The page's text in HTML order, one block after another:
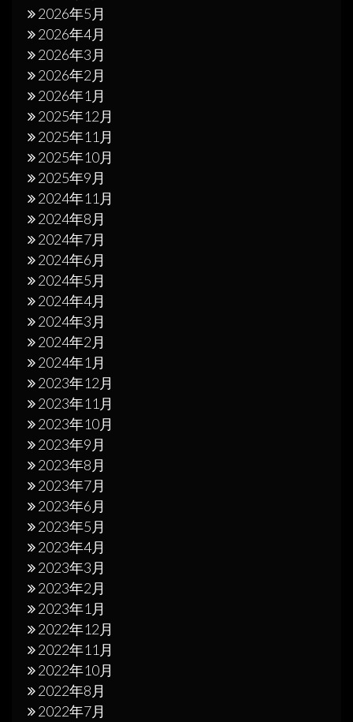
2026年5月
2026年4月
2026年3月
2026年2月
2026年1月
2025年12月
2025年11月
2025年10月
2025年9月
2024年11月
2024年8月
2024年7月
2024年6月
2024年5月
2024年4月
2024年3月
2024年2月
2024年1月
2023年12月
2023年11月
2023年10月
2023年9月
2023年8月
2023年7月
2023年6月
2023年5月
2023年4月
2023年3月
2023年2月
2023年1月
2022年12月
2022年11月
2022年10月
2022年8月
2022年7月